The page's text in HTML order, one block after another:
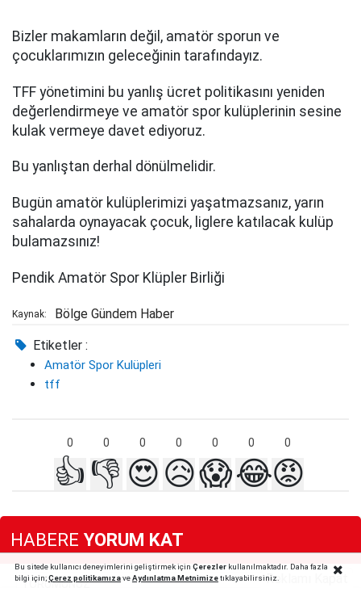
Bizler makamların değil, amatör sporun ve
çocuklarımızın geleceğinin tarafındayız.
TFF yönetimini bu yanlış ücret politikasını yeniden
değerlendirmeye ve amatör spor kulüplerinin sesine
kulak vermeye davet ediyoruz.
Bu yanlıştan derhal dönülmelidir.
Bugün amatör kulüplerimizi yaşatmazsanız, yarın
sahalarda oynayacak çocuk, liglere katılacak kulüp
bulamazsınız!
Pendik Amatör Spor Klüpler Birliği
Kaynak: Bölge Gündem Haber
Etiketler :
Amatör Spor Kulüpleri
tff
0 0 0 0 0 0 0
👍 👎 😍😥😱😂😡
HABERE YORUM KAT
Bu sitede kullanıcı deneyimlerini geliştirmek için Çerezlerkullanılmaktadır. Daha fazla
bilgi için;Çerez politikamızaveAydınlatma Metnimizetıklayabilirsiniz.Reklamı Kapat